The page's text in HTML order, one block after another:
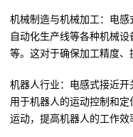
机械制造与机械加工：电感
自动化生产线等各种机械
等。这对于确保加工精度、
机器人行业：电感式接近
用于机器人的运动控制和
运动，提高机器人的工作效